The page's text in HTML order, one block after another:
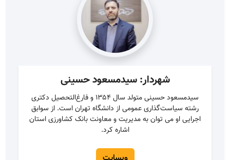
شهردار: سیدمسعود حسینی
سیدمسعود حسینی متولد سال ۱۳۵۴ و فارغ‌التحصیل دکتری
رشته سیاست‌گذاری عمومی از دانشگاه تهران است. از سوابق
اجرایی او می توان به مدیریت و معاونت بانک کشاورزی استان
اشاره کرد.